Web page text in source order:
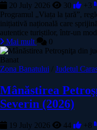
20 July 2026 30
+3
Programul „Viața la țară”,
inițiativă națională care
autentice turiștilor, într-un
Mai mult
0
Banat
Zona Banatului / Judetul
Mânăstirea
Severin (2026)
19 July 2026 44
+8